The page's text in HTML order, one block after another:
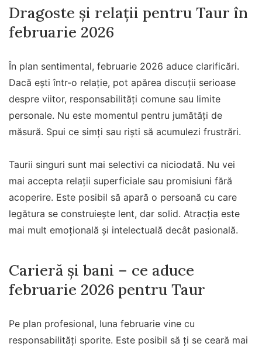
Dragoste și relații pentru Taur în
februarie 2026
În plan sentimental, februarie 2026 aduce clarificări.
Dacă ești într-o relație, pot apărea discuții serioase
despre viitor, responsabilități comune sau limite
personale. Nu este momentul pentru jumătăți de
măsură. Spui ce simți sau riști să acumulezi frustrări.
Taurii singuri sunt mai selectivi ca niciodată. Nu vei
mai accepta relații superficiale sau promisiuni fără
acoperire. Este posibil să apară o persoană cu care
legătura se construiește lent, dar solid. Atracția este
mai mult emoțională și intelectuală decât pasională.
Carieră și bani – ce aduce
februarie 2026 pentru Taur
Pe plan profesional, luna februarie vine cu
responsabilități sporite. Este posibil să ți se ceară mai